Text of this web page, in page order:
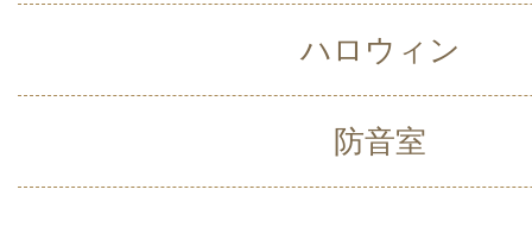
ハロウィン
防音室